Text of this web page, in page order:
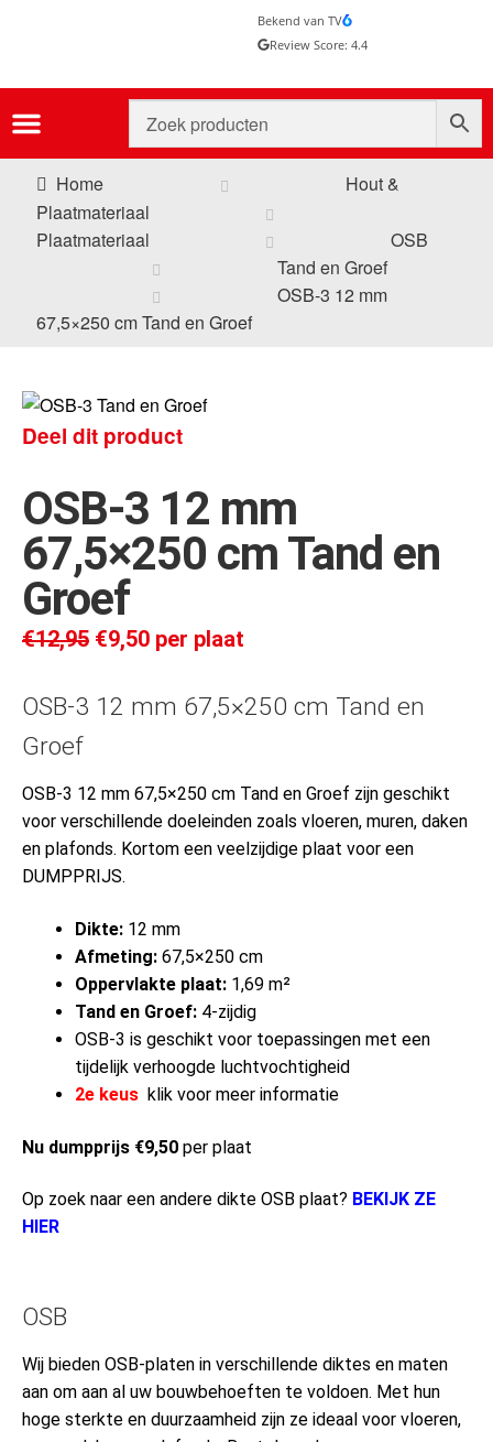
Bekend van TV
Review Score: 4.4
Home
Hout &
Plaatmateriaal
Plaatmateriaal
OSB
Tand en Groef
OSB-3 12 mm
67,5×250 cm Tand en Groef
Deel dit product
OSB-3 12 mm
67,5×250 cm Tand en
Groef
€12,95 €9,50 per plaat
OSB-3 12 mm 67,5×250 cm Tand en
Groef
OSB-3 12 mm 67,5×250 cm Tand en Groef zijn geschikt
voor verschillende doeleinden zoals vloeren, muren, daken
en plafonds. Kortom een veelzijdige plaat voor een
DUMPPRIJS.
Dikte: 12 mm
Afmeting: 67,5×250 cm
Oppervlakte plaat: 1,69 m²
Tand en Groef: 4-zijdig
OSB-3 is geschikt voor toepassingen met een
tijdelijk verhoogde luchtvochtigheid
2e keus klik voor meer informatie
Nu dumpprijs €9,50 per plaat
Op zoek naar een andere dikte OSB plaat? BEKIJK ZE
HIER
OSB
Wij bieden OSB-platen in verschillende diktes en maten
aan om aan al uw bouwbehoeften te voldoen. Met hun
hoge sterkte en duurzaamheid zijn ze ideaal voor vloeren,